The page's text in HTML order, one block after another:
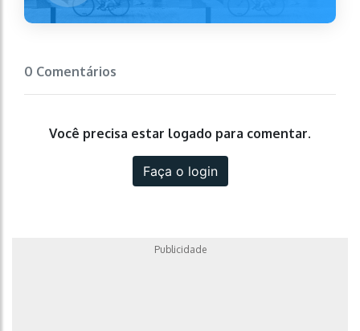
0 Comentários
Você precisa estar logado para comentar.
Faça o login
Publicidade